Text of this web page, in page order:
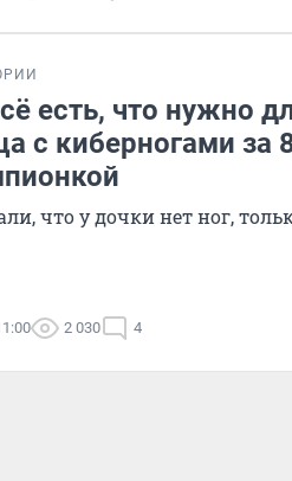
есть, что нужно
с киберногами за
что у дочки нет ног,
2 030 4